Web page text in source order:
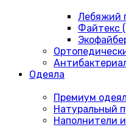
Лебяжий
Файтекс
Одеяла
Премиум
Натуральный
Наполнители